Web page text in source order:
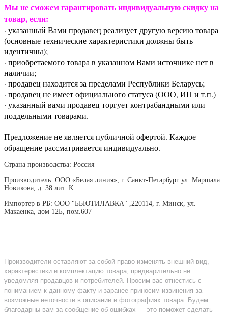
Мы не сможем гарантировать индивидуальную скидку на
товар, если:
· указанный Вами продавец реализует другую версию товара
(основные технические характеристики должны быть
идентичны);
· приобретаемого товара в указанном Вами источнике нет в
наличии;
· продавец находится за пределами Республики Беларусь;
· продавец не имеет официального статуса (ООО, ИП и т.п.)
· указанный вами продавец торгует контрабандными или
поддельными товарами.
Предложение не является публичной офертой. Каждое
обращение рассматривается индивидуально.
Страна производства: Россия
Производитель: ООО «Белая линия», г. Санкт-Петарбург ул. Маршала
Новикова, д. 38 лит. К.
Импортер в РБ: ООО "БЬЮТИЛАВКА" ,220114, г. Минск, ул.
Макаенка, дом 12Б, пом.607
–
Производители оставляют за собой право изменять внешний вид,
характеристики и комплектацию товара, предварительно не
уведомляя продавцов и потребителей. Просим вас отнестись с
пониманием к данному факту и заранее приносим извинения за
возможные неточности в описании и фотографиях товара. Будем
благодарны вам за сообщение об ошибках — это поможет сделать